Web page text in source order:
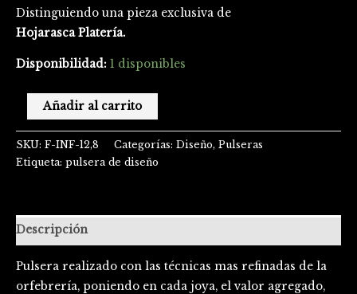
Distinguiendo una pieza exclusiva de
Hojarasca Platería.
Disponibilidad: 1 disponibles
Añadir al carrito
SKU: F-INF-12,8 Categorías: Diseño, Pulseras
Etiqueta: pulsera de diseño
Descripción
Pulsera realizado con las técnicas mas refinadas de la
orfebrería, poniendo en cada joya, el valor agregado,